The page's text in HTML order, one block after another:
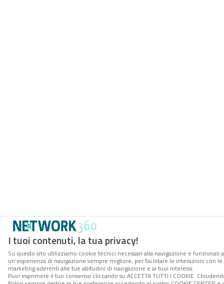
I tuoi contenuti, la tua privacy!
Su questo sito utilizziamo cookie tecnici necessari alla navigazione e
un’esperienza di navigazione sempre migliore, per facilitare le interazioni con
marketing aderenti alle tue abitudini di navigazione e ai tuoi interessi.
Puoi esprimere il tuo consenso cliccando su ACCETTA TUTTI I COOKIE.